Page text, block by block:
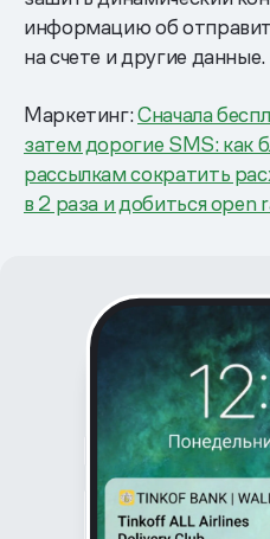
информацию об
на счете и другие данные.
Маркетинг:Сначала
затем дорогие SMS: как
рассылкам сократить
в 2 раза и добиться open